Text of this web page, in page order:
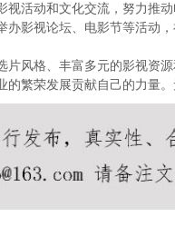
视活动和文化交流，努力推
办影视论坛、电影节等活动
片风格、丰富多元的影视资
的繁荣发展贡献自己的力量